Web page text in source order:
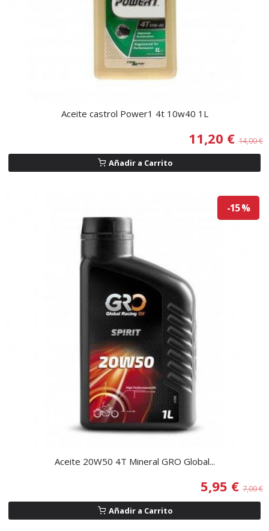
Aceite castrol Power1 4t 10w40 1L
11,20 € 14,00 €
Añadir a Carrito
-15 %
Aceite 20W50 4T Mineral GRO Global...
5,95 € 7,00 €
Añadir a Carrito